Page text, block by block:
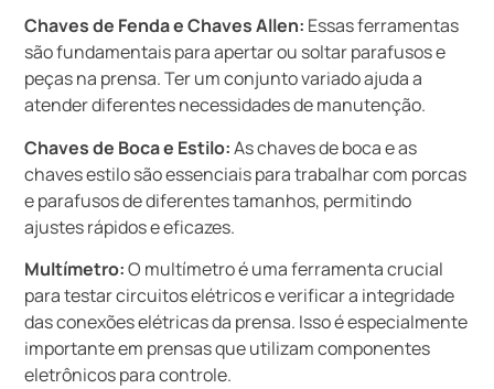
Chaves de Fenda e Chaves Allen: Essas ferramentas
são fundamentais para apertar ou soltar parafusos e
peças na prensa. Ter um conjunto variado ajuda a
atender diferentes necessidades de manutenção.
Chaves de Boca e Estilo:As chaves de boca e as
chaves estilo são essenciais para trabalhar com porcas
e parafusos de diferentes tamanhos, permitindo
ajustes rápidos e eficazes.
Multímetro:O multímetro é uma ferramenta crucial
para testar circuitos elétricos e verificar a integridade
das conexões elétricas da prensa. Isso é especialmente
importante em prensas que utilizam componentes
eletrônicos para controle.